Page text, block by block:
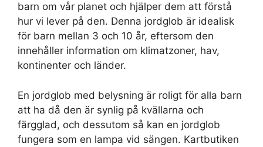
barn om vår planet och hjälper dem att förstå
hur vi lever på den. Denna jordglob är idealisk
för barn mellan 3 och 10 år, eftersom den
innehåller information om klimatzoner, hav,
kontinenter och länder.
En jordglob med belysning är roligt för alla barn
att ha då den är synlig på kvällarna och
färgglad, och dessutom så kan en jordglob
fungera som en lampa vid sängen. Kartbutiken